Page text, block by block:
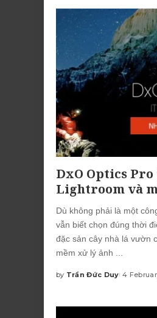
DxO Optics Pro
Lightroom và
Dù không phải là một
vẫn biết chọn đúng thời
đặc sản cây nhà lá vườn
mềm xử lý ảnh ...
Posted
by Trần Đức Duy 4